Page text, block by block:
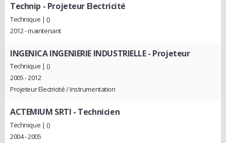
Technip - Projeteur Electricité
Technique | ()
2012 - maintenant
INGENICA INGENIERIE INDUSTRIELLE- Projeteur
Technique | ()
2005 - 2012
Projeteur Electricité / Instrumentation
ACTEMIUM SRTI - Technicien
Technique | ()
2004 - 2005